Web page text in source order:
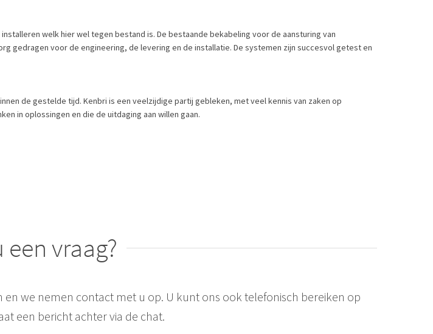
welk hier wel tegen bestand is. De bestaande bekabeling voor de aansturing van
gedragen voor de engineering, de levering en de installatie. De systemen zijn succesvol getest en
de gestelde tijd. Kenbri is een veelzijdige partij gebleken, met veel kennis van zaken op
in oplossingen en die de uitdaging aan willen gaan.
een vraag?
we nemen contact met u op. U kunt ons ook telefonisch bereiken op
een bericht achter via de chat.